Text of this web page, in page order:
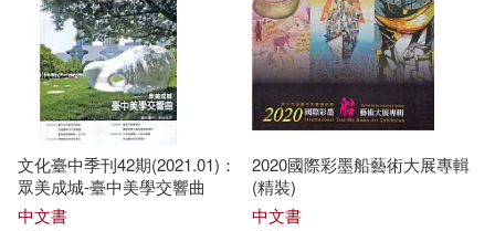
文化臺中季刊42期(2021.01)：
眾美成城-臺中美學交響曲
中文書
2020國際彩墨船藝術大展專輯
(精裝)
中文書